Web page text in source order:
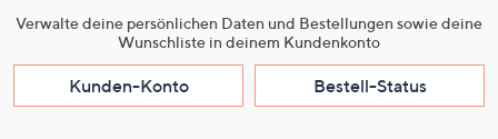
Verwalte deine persönlichen Daten und Bestellungen sowie deine
Wunschliste in deinem Kundenkonto
Kunden-Konto Bestell-Status